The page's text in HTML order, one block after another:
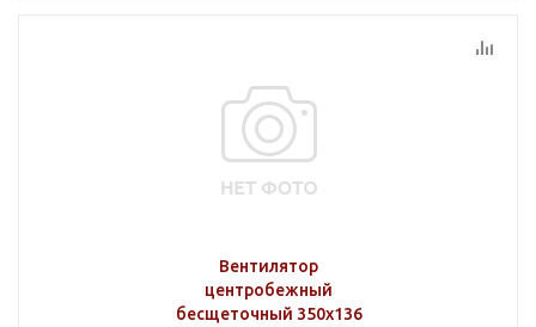
Вентилятор
центробежный
бесщеточный 350х136